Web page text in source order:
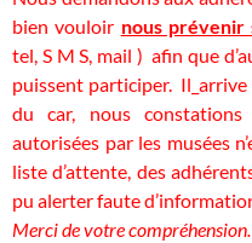
bien vouloir nous prévenir
tel, S M S, mail ) afin que
puissent participer.
du car, nous
autorisées par les musées
liste d’attente, des
pu alerter faute
Merci de votre compréhension.